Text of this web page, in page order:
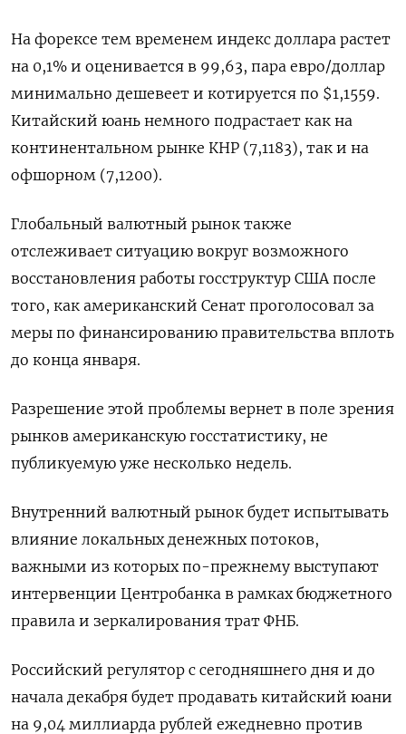
На форексе тем временем индекс доллара растет
на 0,1% и оценивается в 99,63, пара евро/доллар
минимально дешевеет и котируется по $1,1559.
Китайский юань немного подрастает как на
континентальном рынке КНР (7,1183), так и на
офшорном (7,1200).
Глобальный валютный рынок также
отслеживает ситуацию вокруг возможного
восстановления работы госструктур США после
того, как американский Сенат проголосовал за
меры по финансированию правительства вплоть
до конца января.
Разрешение этой проблемы вернет в поле зрения
рынков американскую госстатистику, не
публикуемую уже несколько недель.
Внутренний валютный рынок будет испытывать
влияние локальных денежных потоков,
важными из которых по-прежнему выступают
интервенции Центробанка в рамках бюджетного
правила и зеркалирования трат ФНБ.
Российский регулятор с сегодняшнего дня и до
начала декабря будет продавать китайский юани
на 9,04 миллиарда рублей ежедневно против